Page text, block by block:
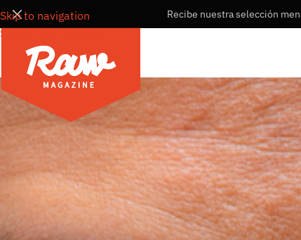
Skip to navigation
Skip to main content
Recibe nuestra selección